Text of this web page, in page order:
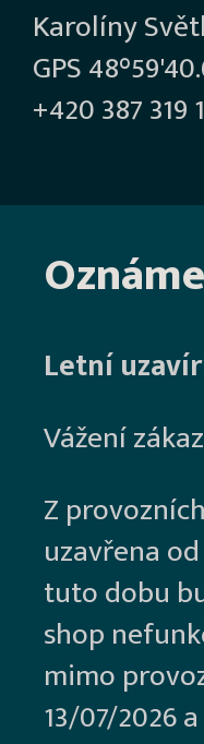
Karolíny
GPS
+420 387 319
Letní
Vážení
Z
uzavřena
tuto dobu
shop
mimo
13/07/2026